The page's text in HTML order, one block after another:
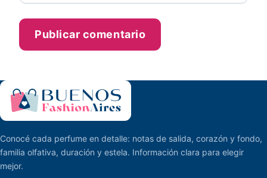
Conocé cada perfume en detalle: notas de salida, corazón y fondo,
familia olfativa, duración y estela. Información clara para elegir
mejor.